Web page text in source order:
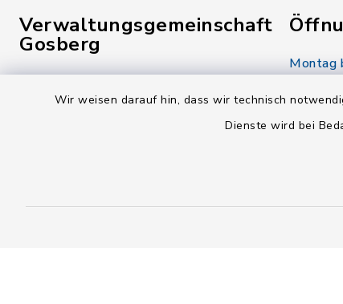
Wir weisen darauf hin, dass wir technisch
Dienste wird bei
Verwaltungsgemeinschaft
Gosberg
91361 Pinzberg
Montag